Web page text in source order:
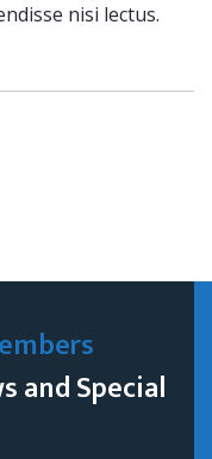
nisi lectus.
and Special